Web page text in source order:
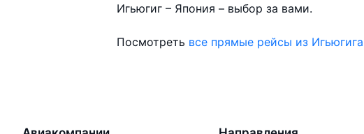
Игьюгиг – Япония – выбор за вами.
Посмотреть все прямые рейсы из Игьюгига